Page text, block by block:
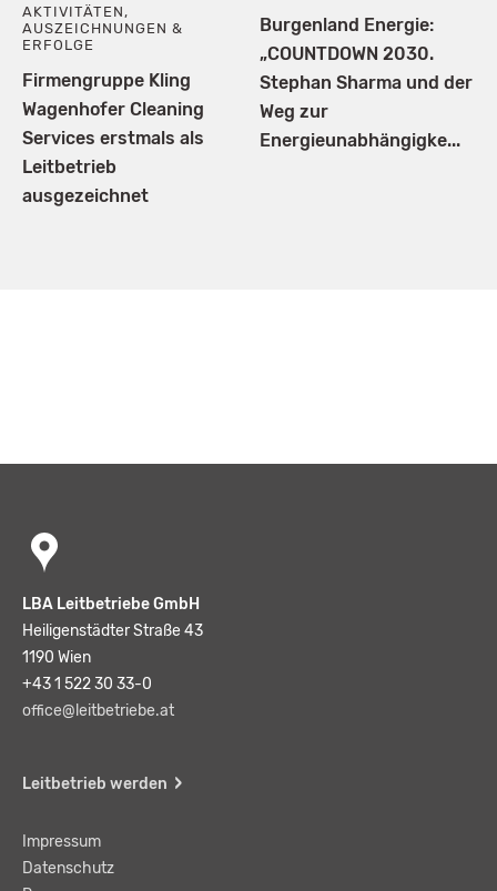
AKTIVITÄTEN,
AUSZEICHNUNGEN &
ERFOLGE
Firmengruppe Kling
Wagenhofer Cleaning
Services erstmals als
Leitbetrieb
ausgezeichnet
Burgenland Energie:
„COUNTDOWN 2030.
Stephan Sharma und der
Weg zur
Energieunabhängigke...
LBA Leitbetriebe GmbH
Heiligenstädter Straße 43
1190 Wien
+43 1 522 30 33-0
office@leitbetriebe.at
Leitbetrieb werden
Impressum
Datenschutz